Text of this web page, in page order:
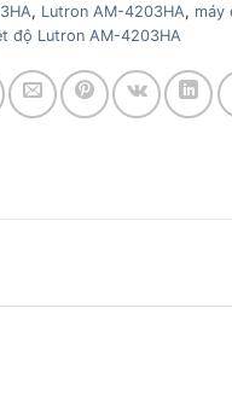
, Lutron AM-4203HA, máy
độ Lutron AM-4203HA